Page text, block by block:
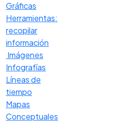
Gráficas
Herramientas:
recopilar
información
Imágenes
Infografías
Líneas de
tiempo
Mapas
Conceptuales